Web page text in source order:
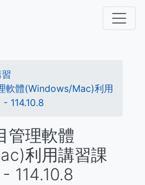
軟體(Windows/Mac)利用
114.10.8
管理軟體
利用講習課
114.10.8